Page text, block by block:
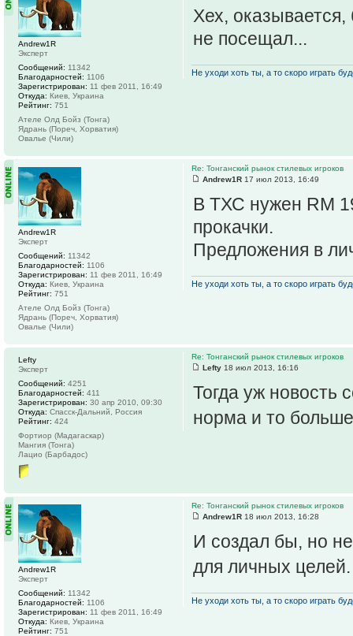
Хех,
не посещал...
Не уходи хоть ты, а то скоро играть
Andrew1R
Эксперт
Сообщений: 11342
Благодарностей: 1106
Зарегистрирован: 11 фев 2011, 16:49
Откуда: Киев, Украина
Рейтинг: 751
Ателе Олд Бойз (Тонга)
Ядрань (Пореч, Хорватия)
Овалье (Чили)
Re: Тонганский рынок стилевых игроков
Andrew1R 17 июл 2013, 16:49
В ТХС нужен RM
прокачки.
Предложения в
Не уходи хоть ты, а то скоро играть
Andrew1R
Эксперт
Сообщений: 11342
Благодарностей: 1106
Зарегистрирован: 11 фев 2011, 16:49
Откуда: Киев, Украина
Рейтинг: 751
Ателе Олд Бойз (Тонга)
Ядрань (Пореч, Хорватия)
Овалье (Чили)
Re: Тонганский рынок стилевых игроков
Lefty 18 июл 2013, 16:16
Тогда уж новость
норма и то
Lefty
Эксперт
Сообщений: 4251
Благодарностей: 411
Зарегистрирован: 30 апр 2010, 09:30
Откуда: Спасск-Дальний, Россия
Рейтинг: 424
Фортиор (Мадагаскар)
Мангия (Тонга)
Лацио (Барбадос)
Re: Тонганский рынок стилевых игроков
Andrew1R 18 июл 2013, 16:28
И создал бы, но
для личных
Не уходи хоть ты, а то скоро играть
Andrew1R
Эксперт
Сообщений: 11342
Благодарностей: 1106
Зарегистрирован: 11 фев 2011, 16:49
Откуда: Киев, Украина
Рейтинг: 751